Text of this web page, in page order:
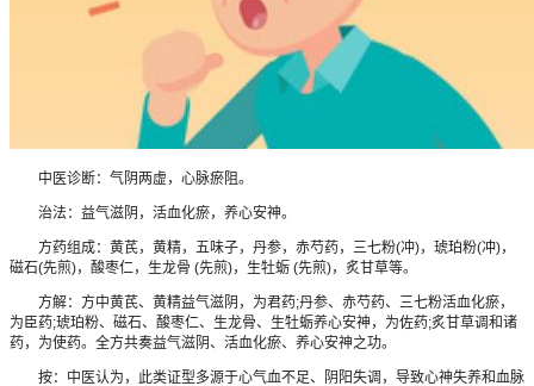
中医诊断：气阴两虚，心脉瘀阻。
治法：益气滋阴，活血化瘀，养心安神。
方药组成：黄芪，黄精，五味子，丹参，赤芍药，三七粉(冲)，琥珀粉(冲)，
磁石(先煎)，酸枣仁，生龙骨 (先煎)，生牡蛎 (先煎)，炙甘草等。
方解：方中黄芪、黄精益气滋阴，为君药;丹参、赤芍药、三七粉活血化瘀，
为臣药;琥珀粉、磁石、酸枣仁、生龙骨、生牡蛎养心安神，为佐药;炙甘草调和诸
药，为使药。全方共奏益气滋阴、活血化瘀、养心安神之功。
按：中医认为，此类证型多源于心气血不足、阴阳失调，导致心神失养和血脉